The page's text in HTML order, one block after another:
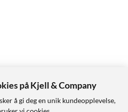
på Kjell & Company
å gi deg en unik kundeopplevelse,